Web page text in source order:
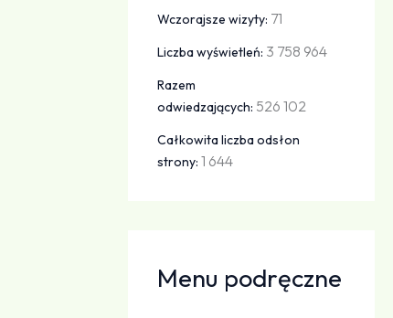
Wczorajsze wizyty: 71
Liczba wyświetleń: 3 758 964
Razem
odwiedzających: 526 102
Całkowita liczba odsłon
strony:1 644
Menu podręczne